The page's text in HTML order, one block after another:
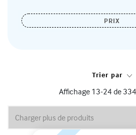
PRIX
Trier par
Affichage 13-24 de
Charger plus de produits